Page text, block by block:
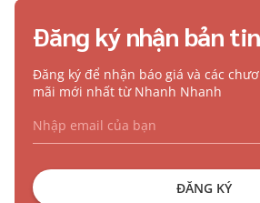
Đăng ký nhận bản tin
Đăng ký để nhận báo giá và các
mãi mới nhất từ Nhanh Nhanh
ĐĂNG KÝ